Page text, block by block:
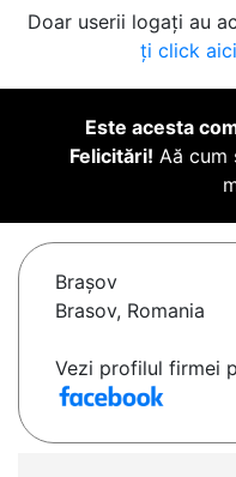
Doar userii logați au
ți click
Este acesta
Felicitări! Aă cum
Braşov
Brasov, Romania
Vezi profilul firmei